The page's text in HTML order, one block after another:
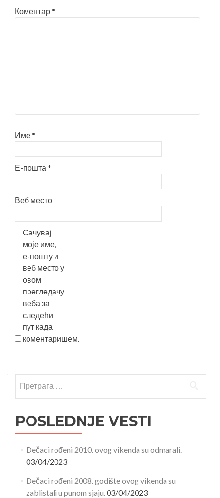
Коментар*
Име*
Е-пошта *
Веб место
Сачувај
моје име,
е-пошту и
веб место у
овом
прегледачу
веба за
следећи
пут када
коментаришем.
POSLEDNJE VESTI
Dečaci rođeni 2010. ovog vikenda su odmarali.
03/04/2023
Dečaci rođeni 2008. godište ovog vikenda su
zablistali u punom sjaju.03/04/2023